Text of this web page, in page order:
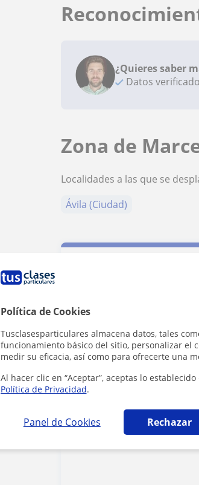
Política de Cookies
Tusclasesparticulares almacena datos, tales
funcionamiento básico del sitio, personalizar el
medir su eficacia, así como para ofrecerte una
Al hacer clic en “Aceptar”, aceptas lo
Política de Privacidad.
Panel de Cookies Rechazar
¿Quieres saber
Datos
Zona de
Localidades a las que se
Ávila (Ciudad)
Tarifa
1ª clase gratis